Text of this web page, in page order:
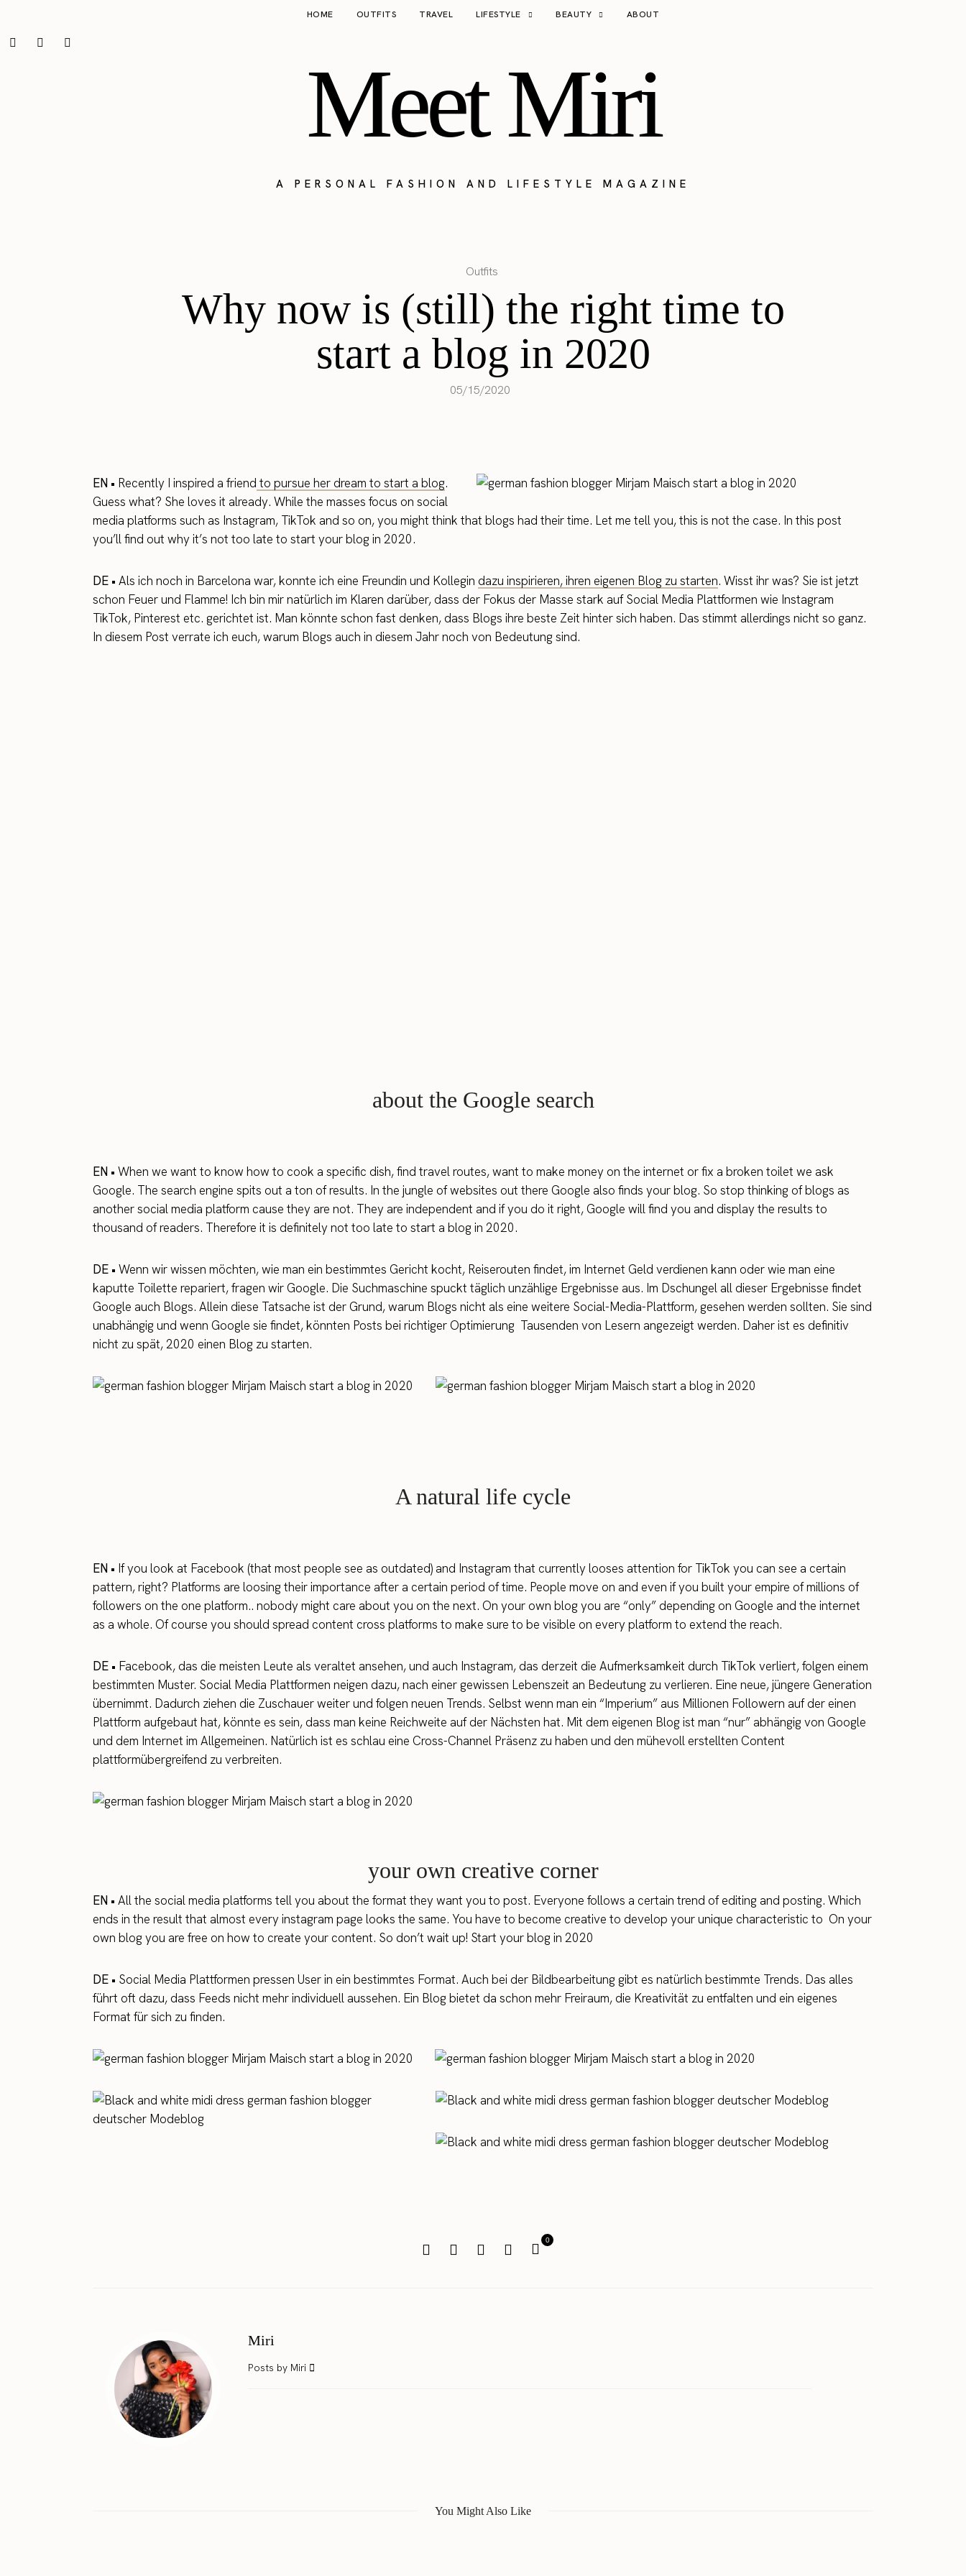
HOME OUTFITS TRAVEL LIFESTYLE BEAUTY ABOUT
Meet Miri
A PERSONAL FASHION AND LIFESTYLE MAGAZINE
Outfits
Why now is (still) the right time to
start a blog in 2020
05/15/2020
EN • Recently I inspired a friend to pursue her dream to start a blog.
Guess what? She loves it already. While the masses focus on social
media platforms such as Instagram, TikTok and so on, you might think that blogs had their time. Let me tell you, this is not the case. In this post
you’ll find out why it’s not too late to start your blog in 2020.
DE •Als ich noch in Barcelona war, konnte ich eine Freundin und Kollegindazu inspirieren, ihren eigenen Blog zu starten. Wisst ihr was? Sie ist jetzt
schon Feuer und Flamme! Ich bin mir natürlich im Klaren darüber, dass der Fokus der Masse stark auf Social Media Plattformen wie Instagram
TikTok, Pinterest etc. gerichtet ist. Man könnte schon fast denken, dass Blogs ihre beste Zeit hinter sich haben. Das stimmt allerdings nicht so ganz.
In diesem Post verrate ich euch, warum Blogs auch in diesem Jahr noch von Bedeutung sind.
about the Google search
EN •When we want to know how to cook a specific dish, find travel routes, want to make money on the internet or fix a broken toilet we ask
Google. The search engine spits out a ton of results. In the jungle of websites out there Google also finds your blog. So stop thinking of blogs as
another social media platform cause they are not. They are independent and if you do it right, Google will find you and display the results to
thousand of readers. Therefore it is definitely not too late to start a blog in 2020.
DE •Wenn wir wissen möchten, wie man ein bestimmtes Gericht kocht, Reiserouten findet, im Internet Geld verdienen kann oder wie man eine
kaputte Toilette repariert, fragen wir Google. Die Suchmaschine spuckt täglich unzählige Ergebnisse aus. Im Dschungel all dieser Ergebnisse findet
Google auch Blogs. Allein diese Tatsache ist der Grund, warum Blogs nicht als eine weitere Social-Media-Plattform, gesehen werden sollten. Sie sind
unabhängig und wenn Google sie findet, könnten Posts bei richtiger Optimierung Tausenden von Lesern angezeigt werden. Daher ist es definitiv
nicht zu spät, 2020 einen Blog zu starten.
A natural life cycle
EN • If you look at Facebook (that most people see as outdated) and Instagram that currently looses attention for TikTok you can see a certain
pattern, right? Platforms are loosing their importance after a certain period of time. People move on and even if you built your empire of millions of
followers on the one platform.. nobody might care about you on the next. On your own blog you are “only” depending on Google and the internet
as a whole. Of course you should spread content cross platforms to make sure to be visible on every platform to extend the reach.
DE • Facebook, das die meisten Leute als veraltet ansehen, und auch Instagram, das derzeit die Aufmerksamkeit durch TikTok verliert, folgen einem
bestimmten Muster. Social Media Plattformen neigen dazu, nach einer gewissen Lebenszeit an Bedeutung zu verlieren. Eine neue, jüngere Generation
übernimmt. Dadurch ziehen die Zuschauer weiter und folgen neuen Trends. Selbst wenn man ein “Imperium” aus Millionen Followern auf der einen
Plattform aufgebaut hat, könnte es sein, dass man keine Reichweite auf der Nächsten hat. Mit dem eigenen Blog ist man “nur” abhängig von Google
und dem Internet im Allgemeinen. Natürlich ist es schlau eine Cross-Channel Präsenz zu haben und den mühevoll erstellten Content
plattformübergreifend zu verbreiten.
your own creative corner
EN •All the social media platforms tell you about the format they want you to post. Everyone follows a certain trend of editing and posting. Which
ends in the result that almost every instagram page looks the same. You have to become creative to develop your unique characteristic to On your
own blog you are free on how to create your content. So don’t wait up! Start your blog in 2020
DE • Social Media Plattformen pressen User in ein bestimmtes Format. Auch bei der Bildbearbeitung gibt es natürlich bestimmte Trends. Das alles
führt oft dazu, dass Feeds nicht mehr individuell aussehen. Ein Blog bietet da schon mehr Freiraum, die Kreativität zu entfalten und ein eigenes
Format für sich zu finden.
0
Miri
Posts by Miri
You Might Also Like